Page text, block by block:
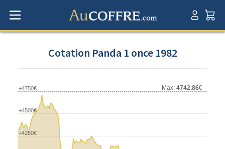
Cotation Panda 1 once 1982
Max: 4742.86€
+4250€
+4500€
+4750€